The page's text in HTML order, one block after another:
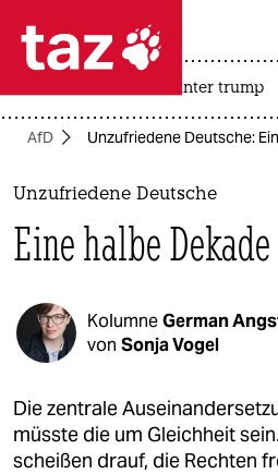
 taz zahl ich
taz zahl ich
themen
politik
öko
gesellschaft
kultur
sport
usa unter trump
AfD Unzufriedene Deutsche:
Unzufriedene Deutsche
Eine halbe
KolumneGerman
von Sonja Vogel
Die zentrale
müsste die um Gleichheit
scheißen drauf, die Rechten